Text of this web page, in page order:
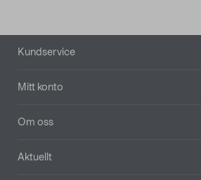
Sidfot
Kundservice
Mitt konto
Om oss
Aktuellt